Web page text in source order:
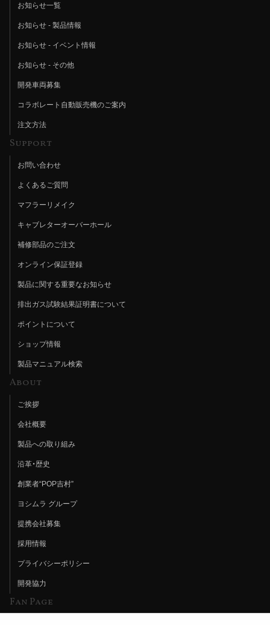
お知らせ一覧
お知らせ - 製品情報
お知らせ - イベント情報
お知らせ - その他
開発車両募集
コラボレート自動販売機のご案内
注文方法
Support
お問い合わせ
よくあるご質問
マフラーリメイク
キャブレターオーバーホール
補修部品のご注文
オンライン保証登録
製品に関する重要なお知らせ
排出ガス試験結果証明書について
ポイントについて
ショップ情報
製品マニュアル検索
About
ご挨拶
会社概要
製品への取り組み
沿革・歴史
創業者“POP吉村”
ヨシムラ グループ
提携会社募集
採用情報
プライバシーポリシー
開発協力
Fan Page